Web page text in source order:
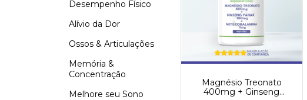
Desempenho Físico
Alívio da Dor
Ossos & Articulações
Memória &
Concentração
Melhore seu Sono
Magnésio Treonato
400mg + Ginseng